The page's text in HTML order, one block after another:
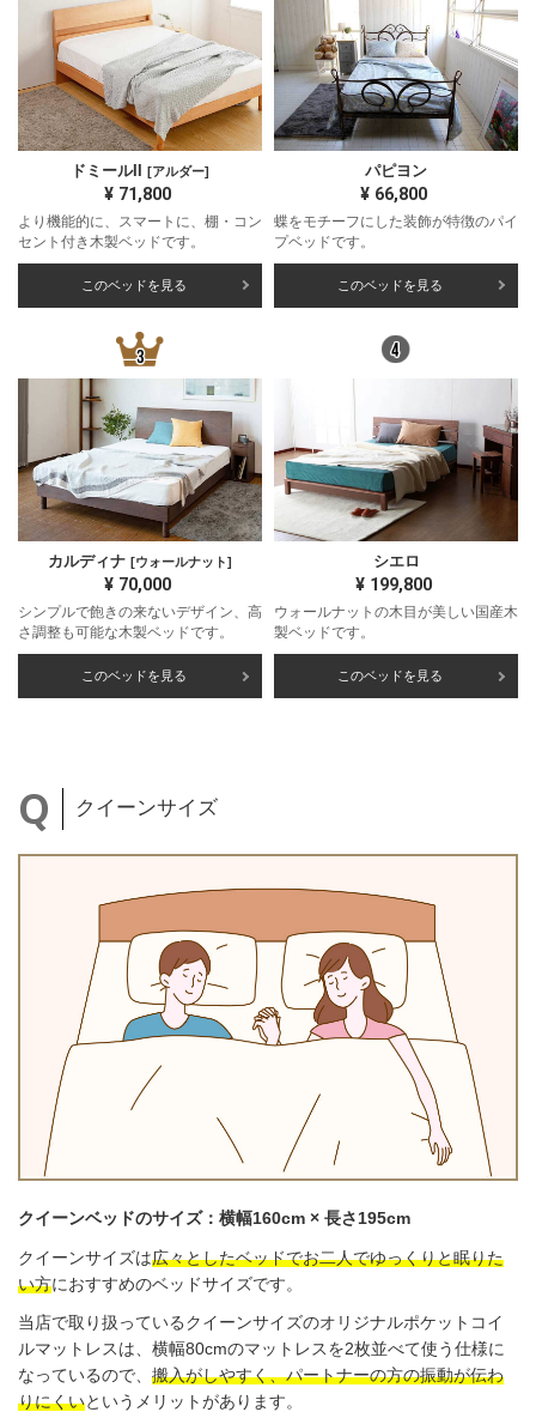
ドミールII [アルダー]
¥ 71,800
より機能的に、スマートに、棚・コン
セント付き木製ベッドです。
このベッドを見る
パピヨン
¥ 66,800
蝶をモチーフにした装飾が特徴のパイ
プベッドです。
このベッドを見る
カルディナ [ウォールナット]
¥ 70,000
シンプルで飽きの来ないデザイン、高
さ調整も可能な木製ベッドです。
このベッドを見る
シエロ
¥ 199,800
ウォールナットの木目が美しい国産木
製ベッドです。
このベッドを見る
クイーンサイズ
クイーンベッドのサイズ：横幅160cm × 長さ195cm
クイーンサイズは広々としたベッドでお二人でゆっくりと眠りた
い方におすすめのベッドサイズです。
当店で取り扱っているクイーンサイズのオリジナルポケットコイ
ルマットレスは、横幅80cmのマットレスを2枚並べて使う仕様に
なっているので、 搬入がしやすく、パートナーの方の振動が伝わ
りにくいというメリットがあります。